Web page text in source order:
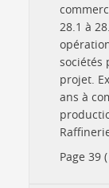
28.1 à
sociétés
projet.
ans à
Page 39 (